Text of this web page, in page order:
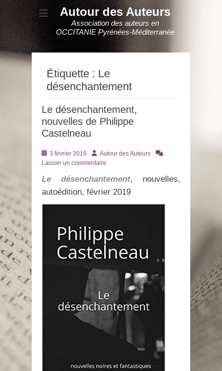
Autour des Auteurs
Association des auteurs en
OCCITANIE Pyrénées-Méditerranée
Étiquette : Le
désenchantement
Le désenchantement,
nouvelles de Philippe
Castelneau
Posté
le
3 février 2019 AuteurAutour des Auteurs
Laisser un commentaire
Le désenchantement, nouvelles,
autoédition, février 2019